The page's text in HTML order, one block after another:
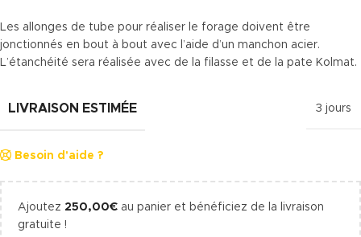
Les allonges de tube pour réaliser le forage doivent être
jonctionnés en bout à bout avec l’aide d’un manchon acier.
L’étanchéité sera réalisée avec de la filasse et de la pate Kolmat.
LIVRAISON ESTIMÉE 3 jours
Besoin d'aide ?
Ajoutez 250,00€ au panier et bénéficiez de la livraison
gratuite !